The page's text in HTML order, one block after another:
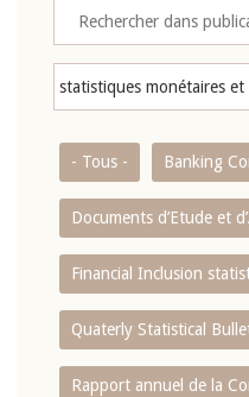
- Tous - Banking
Documents d’Etude et
Financial Inclusion
Quaterly Statistical
Rapport annuel de la